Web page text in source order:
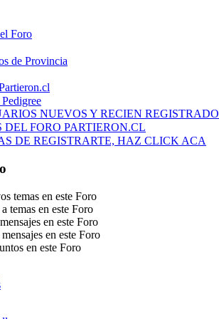
Foro
de Provincia
NUEVOS Y RECIEN
FORO PARTIERON.CL
DE REGISTRARTE, HAZ CLICK ACA
temas en este Foro
temas en este Foro
en este Foro
en este Foro
en este Foro